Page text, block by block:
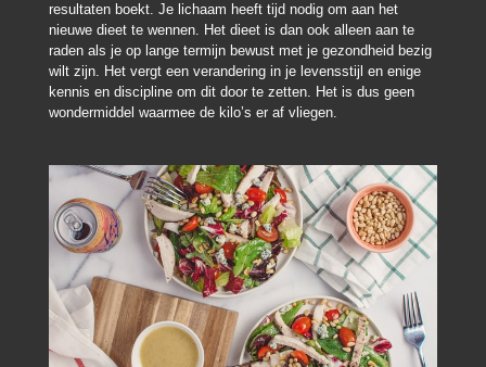
resultaten boekt. Je lichaam heeft tijd nodig om aan het
nieuwe dieet te wennen. Het dieet is dan ook alleen aan te
raden als je op lange termijn bewust met je gezondheid bezig
wilt zijn. Het vergt een verandering in je levensstijl en enige
kennis en discipline om dit door te zetten. Het is dus geen
wondermiddel waarmee de kilo’s er af vliegen.